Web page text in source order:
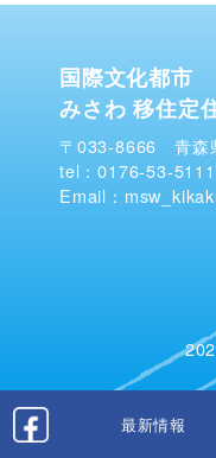
最新情報
国際文化都市
みさわ 移住定
〒033-8666 青森
tel：0176-53-5111
Email：